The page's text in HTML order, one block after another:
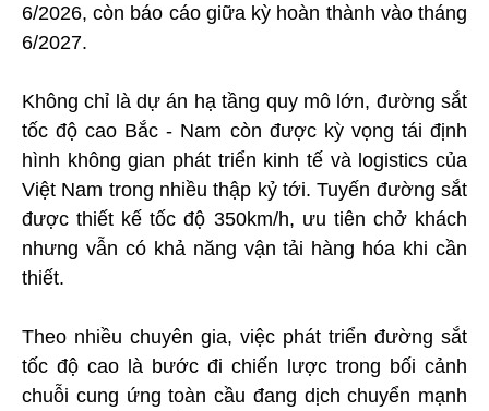
6/2026, còn báo cáo giữa kỳ hoàn thành vào tháng
6/2027.
Không chỉ là dự án hạ tầng quy mô lớn, đường sắt
tốc độ cao Bắc - Nam còn được kỳ vọng tái định
hình không gian phát triển kinh tế và logistics của
Việt Nam trong nhiều thập kỷ tới. Tuyến đường sắt
được thiết kế tốc độ 350km/h, ưu tiên chở khách
nhưng vẫn có khả năng vận tải hàng hóa khi cần
thiết.
Theo nhiều chuyên gia, việc phát triển đường sắt
tốc độ cao là bước đi chiến lược trong bối cảnh
chuỗi cung ứng toàn cầu đang dịch chuyển mạnh